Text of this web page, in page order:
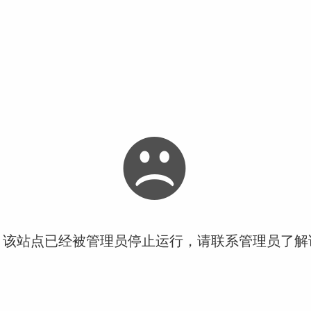
站点已经被管理员停止运行，请联系管理员了